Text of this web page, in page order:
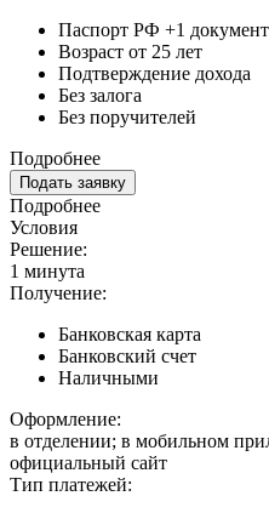
Паспорт РФ +1 документ
Возраст от 25 лет
Подтверждение дохода
Без залога
Без поручителей
Подробнее
Подать заявку
Подробнее
Условия
Решение:
1 минута
Получение:
Банковская карта
Банковский счет
Наличными
Оформление:
в отделении; в мобильном
официальный сайт
Тип платежей: